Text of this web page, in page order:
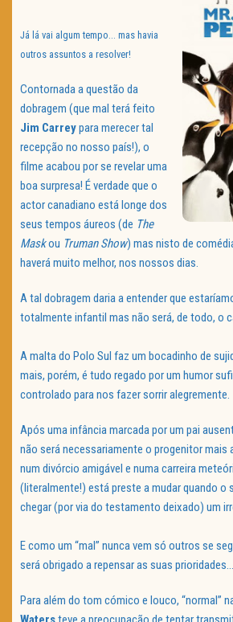
Já lá vai algum tempo… mas havia
outros assuntos a resolver!
Contornada a questão da
dobragem (que mal terá feito
Jim Carreypara merecer tal
recepção no nosso país!), o
filme acabou por se revelar uma
boa surpresa! É verdade que o
actor canadiano está longe dos
seus tempos áureos (de The
Maskou Truman Show) mas nisto de
haverá muito melhor, nos nossos dias.
A tal dobragem daria a entender que
totalmente infantil mas não será, de todo, o
A malta do Polo Sul faz um bocadinho de
mais, porém, é tudo regado por um humor
controlado para nos fazer sorrir alegremente.
Após uma infância marcada por um pai
não será necessariamente o progenitor mais
num divórcio amigável e numa carreira
(literalmente!) está preste a mudar quando o
chegar (por via do testamento deixado) um
E como um “mal” nunca vem só outros se
será obrigado a repensar as suas prioridades…
Para além do tom cómico e louco, “normal”